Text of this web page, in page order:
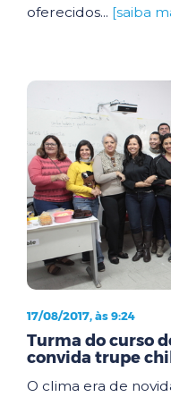
oferecidos... [saiba
17/08/2017, às 9:24
Turma do curso
convida trupe
O clima era de